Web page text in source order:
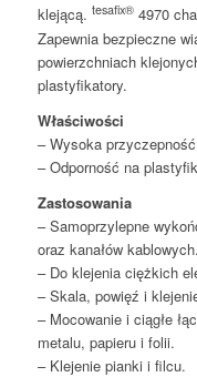
klejącą. tesafix®4970
Zapewnia bezpieczne
powierzchniach
plastyfikatory.
Właściwości
– Wysoka przyczepność
– Odporność na
Zastosowania
– Samoprzylepne
oraz kanałów kablowych.
– Do klejenia ciężkich
– Skala, powięź i
– Mocowanie i ciągłe
metalu, papieru i folii.
– Klejenie pianki i filcu.